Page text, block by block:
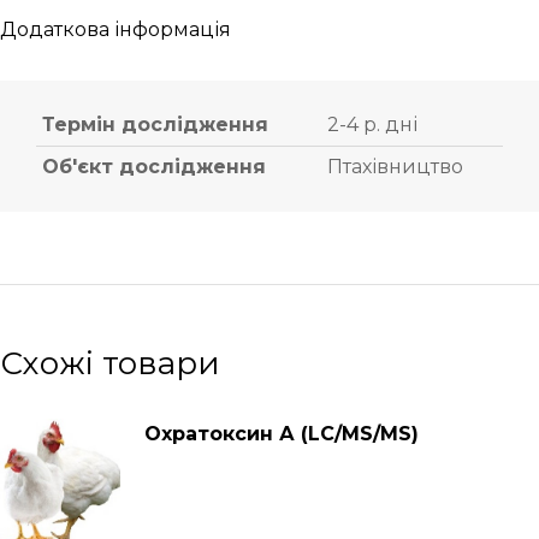
Додаткова інформація
Термін дослідження
2-4 р. дні
Об'єкт дослідження
Птахівництво
Схожі товари
Охратокcин А (LC/MS/MS)